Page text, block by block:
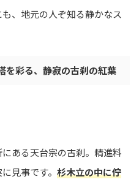
、地元の人ぞ知る静かなス
を彩る、静寂の古刹の紅葉
ある天台宗の古刹。精進料
見事です。 杉木立の中に佇